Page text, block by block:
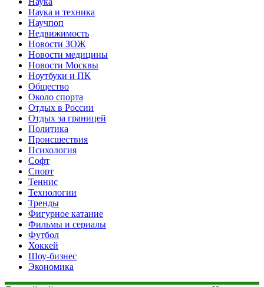
Наука и техника
Научпоп
Недвижимость
Новости ЗОЖ
Новости медицины
Новости Москвы
Ноутбуки и ПК
Общество
Около спорта
Отдых в России
Отдых за границей
Политика
Происшествия
Психология
Софт
Спорт
Теннис
Технологии
Тренды
Фигурное катание
Фильмы и сериалы
Футбол
Хоккей
Шоу-бизнес
Экономика